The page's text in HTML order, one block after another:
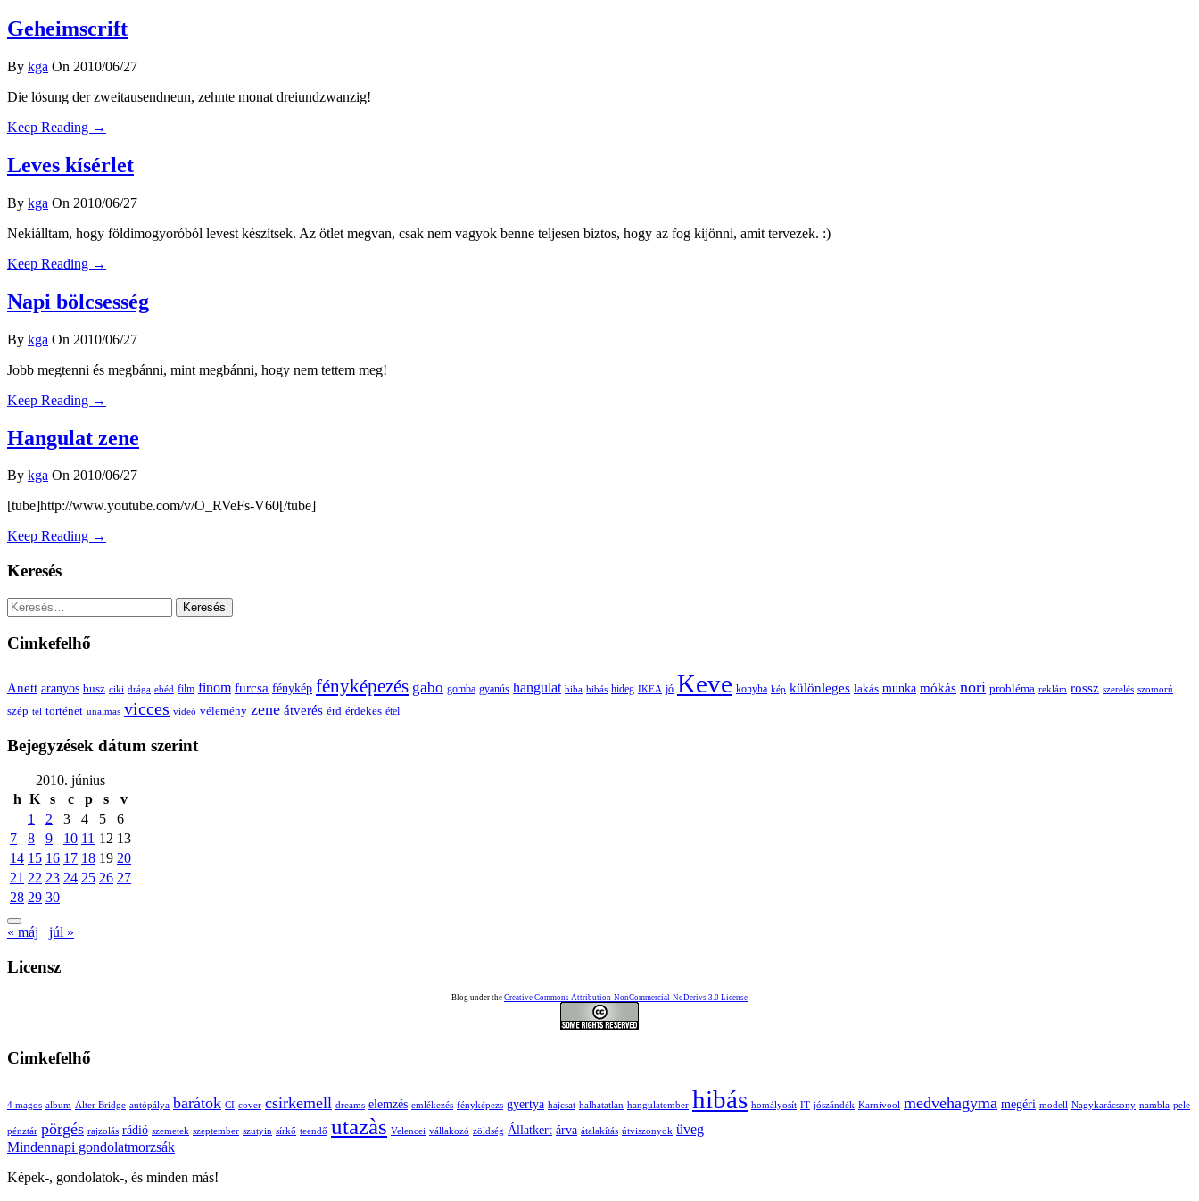
Geheimscrift
By kga On 2010/06/27
Die lösung der zweitausendneun, zehnte monat dreiundzwanzig!
Keep Reading →
Leves kísérlet
By kga On 2010/06/27
Nekiálltam, hogy földimogyoróból levest készítsek. Az ötlet megvan, csak nem vagyok benne teljesen biztos, hogy az fog kijönni, amit tervezek. :)
Keep Reading →
Napi bölcsesség
By kga On 2010/06/27
Jobb megtenni és megbánni, mint megbánni, hogy nem tettem meg!
Keep Reading →
Hangulat zene
By kga On 2010/06/27
[tube]http://www.youtube.com/v/O_RVeFs-V60[/tube]
Keep Reading →
Keresés
Keresés:
Cimkefelhő
Anett aranyos busz ciki drága ebéd film finom furcsa fénykép fényképezés gabo gomba gyanús hangulat hiba hibás hideg IKEA jó Keve konyha kép különleges lakás munka mókás nori probléma reklám rossz szerelés szomorú
szép tél történet unalmas vicces videó vélemény zene átverés érd érdekes étel
Bejegyzések dátum szerint
2010. június
h K s c p s
v
1
2 3 4 5
6
7
8 9 10 11 12 13
14 15 16 17 18 19 20
21 22 23 24 25 26 27
28 29 30
« máj júl »
Licensz
Blog under the Creative Commons Attribution-NonCommercial-NoDerivs 3.0 License
Cimkefelhő
4 magos album Alter Bridge autópálya barátok CI cover csirkemell dreams elemzés emlékezés fényképezs gyertya hajcsat halhatatlan hangulatember hibás homályosít IT jószándék Karnivool medvehagyma megéri modell Nagykarácsony nambla pele
pénztár pörgés rajzolás rádió szemetek szeptember szutyin sírkő teendő utazàs Velencei vállakozó zöldség Állatkert árva átalakítás útviszonyok üveg
Mindennapi gondolatmorzsák
Képek-, gondolatok-, és minden más!